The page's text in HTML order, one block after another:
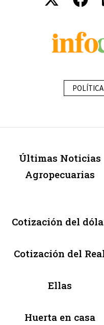
Últimas Noticias
Agropecuarias
Cotización del
Cotización del
Ellas
Huerta en casa